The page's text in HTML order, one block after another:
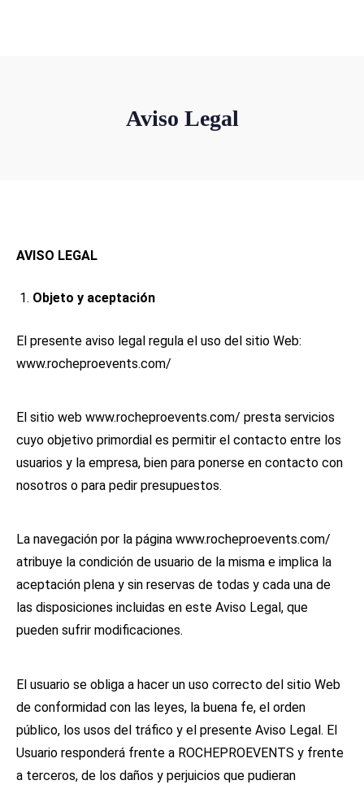
Aviso Legal
AVISO LEGAL
Objeto y aceptación
El presente aviso legal regula el uso del sitio Web:
www.rocheproevents.com/
El sitio web www.rocheproevents.com/ presta servicios
cuyo objetivo primordial es permitir el contacto entre los
usuarios y la empresa, bien para ponerse en contacto con
nosotros o para pedir presupuestos.
La navegación por la página www.rocheproevents.com/
atribuye la condición de usuario de la misma e implica la
aceptación plena y sin reservas de todas y cada una de
las disposiciones incluidas en este Aviso Legal, que
pueden sufrir modificaciones.
El usuario se obliga a hacer un uso correcto del sitio Web
de conformidad con las leyes, la buena fe, el orden
público, los usos del tráfico y el presente Aviso Legal. El
Usuario responderá frente a ROCHEPROEVENTS y frente
a terceros, de los daños y perjuicios que pudieran